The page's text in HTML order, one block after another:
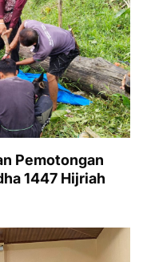
Pemotongan
1447 Hijriah